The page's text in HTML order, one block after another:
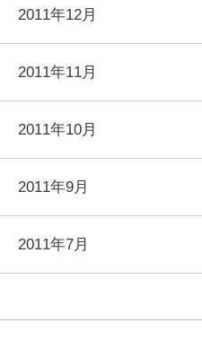
2011年12月
2011年11月
2011年10月
2011年9月
2011年7月